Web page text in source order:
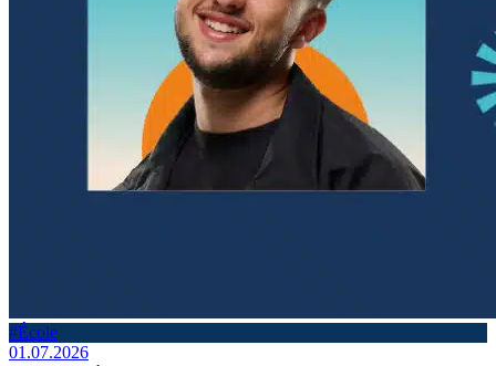
#École
01.07.2026